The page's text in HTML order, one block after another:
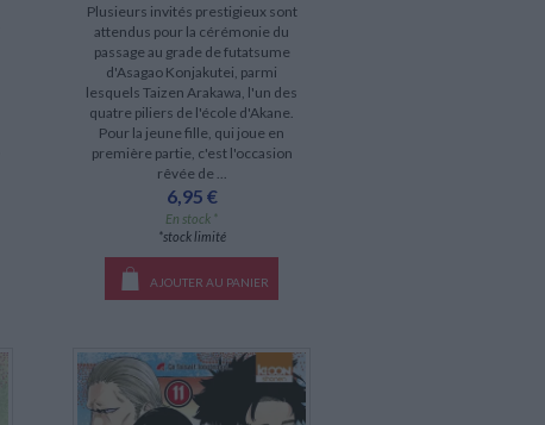
Plusieurs invités prestigieux sont
attendus pour la cérémonie du
passage au grade de futatsume
d'Asagao Konjakutei, parmi
lesquels Taizen Arakawa, l'un des
quatre piliers de l'école d'Akane.
Pour la jeune fille, qui joue en
première partie, c'est l'occasion
rêvée de ...
6,95 €
En stock *
*stock limité
AJOUTER AU PANIER